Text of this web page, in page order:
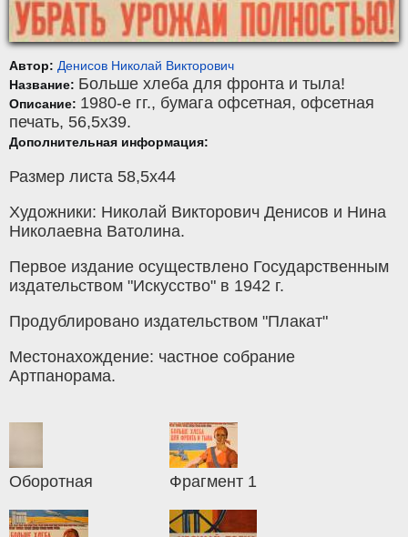
Автор: Денисов Николай Викторович
Название: Больше хлеба для фронта и тыла!
Описание: 1980-е гг., бумага офсетная, офсетная
печать, 56,5x39.
Дополнительная информация:
Размер листа 58,5х44
Художники: Николай Викторович Денисов и Нина
Николаевна Ватолина.
Первое издание осуществлено Государственным
издательством "Искусство" в 1942 г.
Продублировано издательством "Плакат"
Местонахождение: частное собрание
Артпанорама.
Оборотная Фрагмент 1